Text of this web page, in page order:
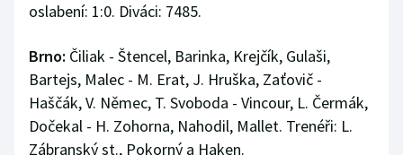
oslabení: 1:0. Diváci: 7485.
Brno: Čiliak - Štencel, Barinka, Krejčík, Gulaši,
Bartejs, Malec - M. Erat, J. Hruška, Zaťovič -
Haščák, V. Němec, T. Svoboda - Vincour, L. Čermák,
Dočekal - H. Zohorna, Nahodil, Mallet. Trenéři: L.
Zábranský st., Pokorný a Haken.